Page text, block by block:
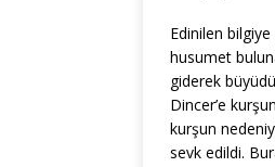
Edinilen
husumet
giderek
Dincer’e
kurşun
sevk edildi.